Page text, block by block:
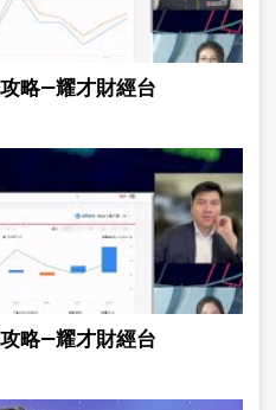
略—耀才財經台
略—耀才財經台